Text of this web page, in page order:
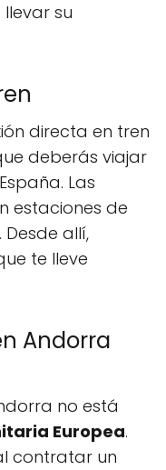
su
directa en tren
deberás viajar
Las
estaciones de
allí,
te lleve
Andorra
no está
Europea.
contratar un